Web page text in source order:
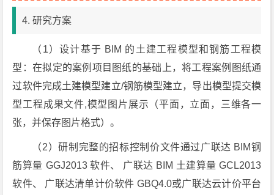
4. 研究方案
（1）设计基于 BIM 的土建工程模型和钢筋工程模
型：在拟定的案例项目图纸的基础上，将工程案例图纸通
过软件完成土建模型建立/钢筋模型建立，导出模型提交模
型工程成果文件,模型图片展示（平面，立面，三维各一
张，并保存图片格式）。
（2）研制完整的招标控制价文件通过广联达 BIM钢
筋算量 GGJ2013 软件、 广联达 BIM 土建算量 GCL2013
软件、 广联达清单计价软件 GBQ4.0或广联达云计价平台